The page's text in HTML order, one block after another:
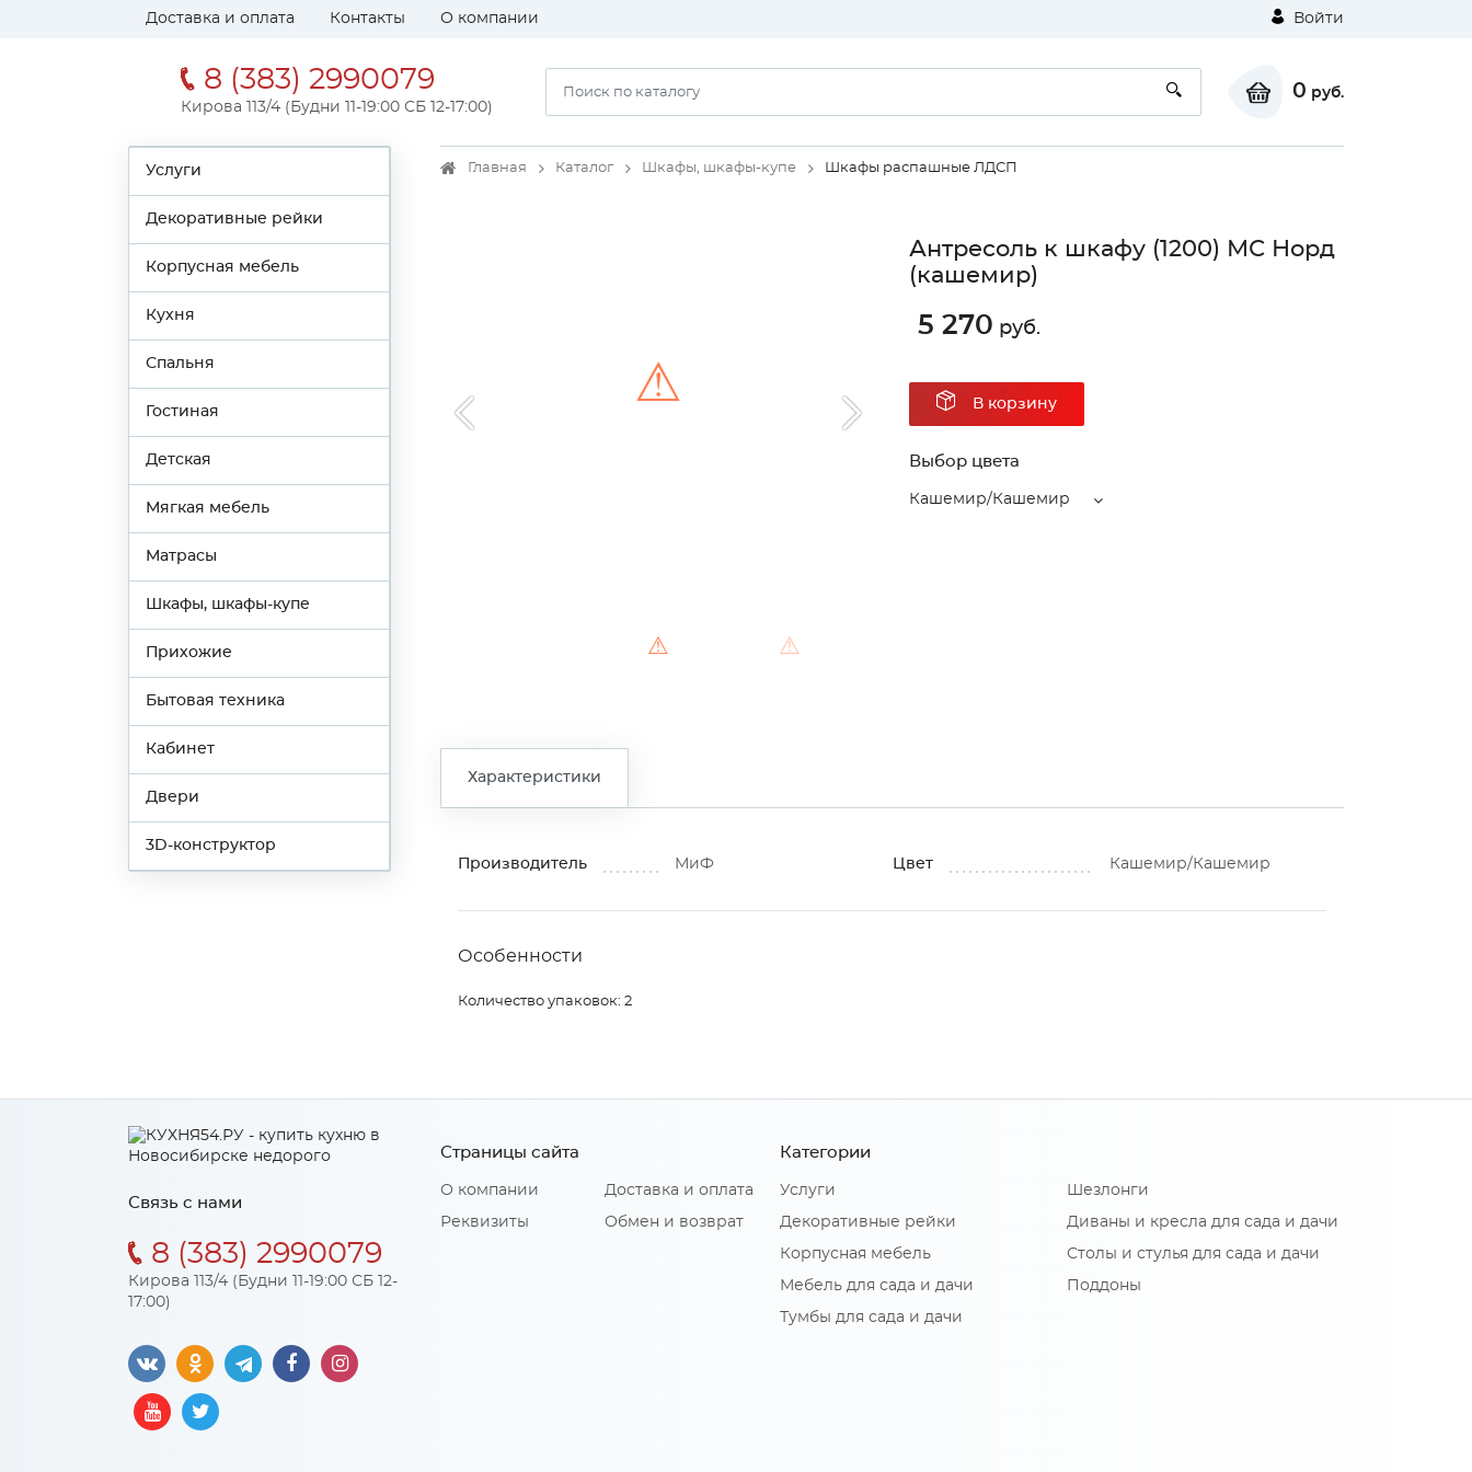
Доставка и оплата Контакты О компании Войти
8 (383) 2990079
Кирова 113/4 (Будни 11-19:00 СБ 12-17:00)
0 руб.
Услуги
Декоративные рейки
Корпусная мебель
Кухня
Спальня
Гостиная
Детская
Мягкая мебель
Матрасы
Шкафы, шкафы-купе
Прихожие
Бытовая техника
Кабинет
Двери
3D-конструктор
Главная Каталог Шкафы, шкафы-купе Шкафы распашные ЛДСП
⚠ ⚠
⚠ ⚠
Антресоль к шкафу (1200) МС Норд
(кашемир)
5 270 руб.
В корзину
Выбор цвета
Кашемир/Кашемир
Характеристики
Производитель МиФ Цвет Кашемир/Кашемир
Особенности
Количество упаковок: 2
Связь с нами
8 (383) 2990079
Кирова 113/4 (Будни 11-19:00 СБ 12-
17:00)
Страницы сайта
О компании
Реквизиты
Доставка и оплата
Обмен и возврат
Категории
Услуги
Декоративные рейки
Корпусная мебель
Мебель для сада и дачи
Тумбы для сада и дачи
Шезлонги
Диваны и кресла для сада и дачи
Столы и стулья для сада и дачи
Поддоны